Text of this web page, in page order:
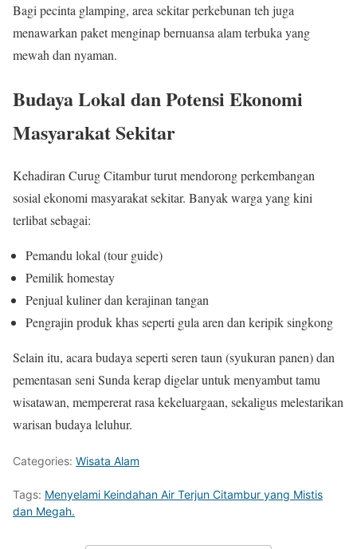
Bagi pecinta glamping, area sekitar perkebunan teh juga
menawarkan paket menginap bernuansa alam terbuka yang
mewah dan nyaman.
Budaya Lokal dan Potensi Ekonomi
Masyarakat Sekitar
Kehadiran Curug Citambur turut mendorong perkembangan
sosial ekonomi masyarakat sekitar. Banyak warga yang kini
terlibat sebagai:
Pemandu lokal (tour guide)
Pemilik homestay
Penjual kuliner dan kerajinan tangan
Pengrajin produk khas seperti gula aren dan keripik singkong
Selain itu, acara budaya seperti seren taun (syukuran panen) dan
pementasan seni Sunda kerap digelar untuk menyambut tamu
wisatawan, mempererat rasa kekeluargaan, sekaligus melestarikan
warisan budaya leluhur.
Categories: Wisata Alam
Tags: Menyelami Keindahan Air Terjun Citambur yang Mistis
dan Megah.